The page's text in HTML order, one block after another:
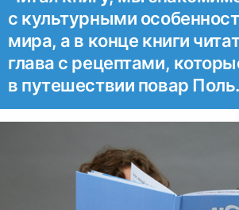
с культурными
мира, а в конце книги
глава с рецептами,
в путешествии повар Поль.